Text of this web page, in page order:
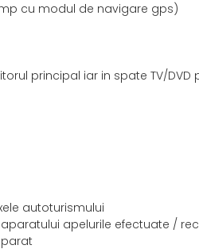
cu modul de navigare gps)
principal iar in spate TV/
autoturismului
apelurile efectuate /